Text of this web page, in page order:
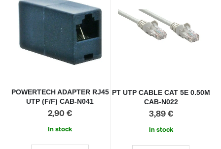
POWERTECH ADAPTER RJ45
UTP (F/F) CAB-N041
2,90 €
In stock
PT UTP CABLE CAT 5E 0.50M
CAB-N022
3,89 €
In stock